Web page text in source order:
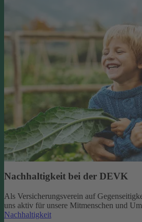
Nachhaltigkeit bei der DEVK
Als Versicherungsverein auf
uns aktiv für unsere Mitmenschen und
Nachhaltigkeit